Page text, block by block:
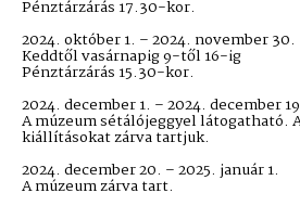
Pénztárzárás 17.30-kor.
2024. október 1. – 2024. november 30.
Keddtől vasárnapig 9-től 16-ig
Pénztárzárás 15.30-kor.
2024. december 1. – 2024. december
A múzeum sétálójeggyel látogatható.
kiállításokat zárva tartjuk.
2024. december 20. – 2025. január 1.
A múzeum zárva tart.